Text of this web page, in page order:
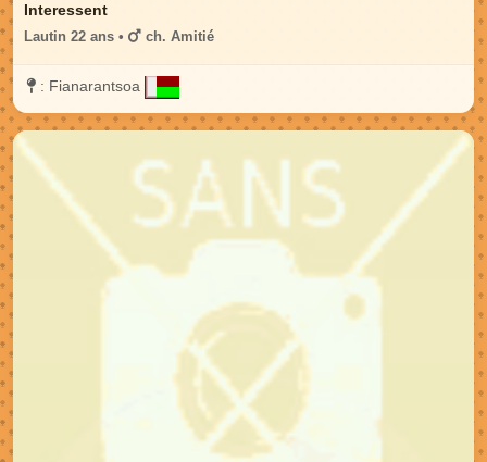
Interessent
Lautin 22 ans • ch. Amitié
: Fianarantsoa